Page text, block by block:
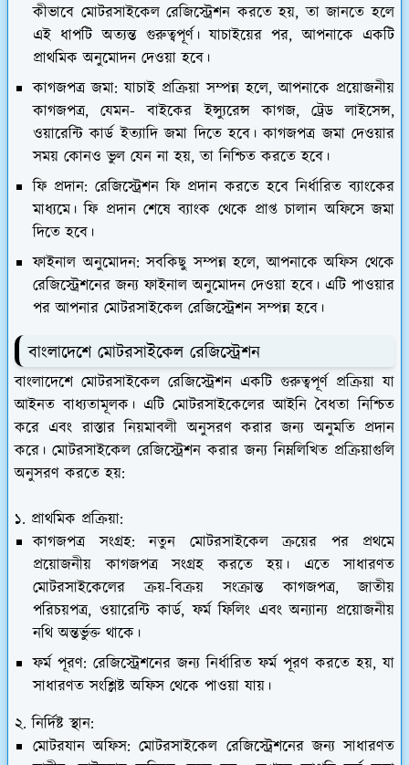
কীভাবে মোটরসাইকেল রেজিস্ট্রেশন করতে হয়, তা জানতে হলে
এই ধাপটি অত্যন্ত গুরুত্বপূর্ণ। যাচাইয়ের পর, আপনাকে একটি
প্রাথমিক অনুমোদন দেওয়া হবে।
কাগজপত্র জমা:যাচাই প্রক্রিয়া সম্পন্ন হলে, আপনাকে প্রয়োজনীয়
কাগজপত্র, যেমন- বাইকের ইন্স্যুরেন্স কাগজ, ট্রেড লাইসেন্স,
ওয়ারেন্টি কার্ড ইত্যাদি জমা দিতে হবে। কাগজপত্র জমা দেওয়ার
সময় কোনও ভুল যেন না হয়, তা নিশ্চিত করতে হবে।
ফি প্রদান: রেজিস্ট্রেশন ফি প্রদান করতে হবে নির্ধারিত ব্যাংকের
মাধ্যমে। ফি প্রদান শেষে ব্যাংক থেকে প্রাপ্ত চালান অফিসে জমা
দিতে হবে।
ফাইনাল অনুমোদন:সবকিছু সম্পন্ন হলে, আপনাকে অফিস থেকে
রেজিস্ট্রেশনের জন্য ফাইনাল অনুমোদন দেওয়া হবে। এটি পাওয়ার
পর আপনার মোটরসাইকেল রেজিস্ট্রেশন সম্পন্ন হবে।
বাংলাদেশে মোটরসাইকেল রেজিস্ট্রেশন
বাংলাদেশে মোটরসাইকেল রেজিস্ট্রেশন একটি গুরুত্বপূর্ণ প্রক্রিয়া যা
আইনত বাধ্যতামূলক। এটি মোটরসাইকেলের আইনি বৈধতা নিশ্চিত
করে এবং রাস্তার নিয়মাবলী অনুসরণ করার জন্য অনুমতি প্রদান
করে। মোটরসাইকেল রেজিস্ট্রেশন করার জন্য নিম্নলিখিত প্রক্রিয়াগুলি
অনুসরণ করতে হয়:
১. প্রাথমিক প্রক্রিয়া:
কাগজপত্র সংগ্রহ:নতুন মোটরসাইকেল ক্রয়ের পর প্রথমে
প্রয়োজনীয় কাগজপত্র সংগ্রহ করতে হয়। এতে সাধারণত
মোটরসাইকেলের ক্রয়-বিক্রয় সংক্রান্ত কাগজপত্র, জাতীয়
পরিচয়পত্র, ওয়ারেন্টি কার্ড, ফর্ম ফিলিং এবং অন্যান্য প্রয়োজনীয়
নথি অন্তর্ভুক্ত থাকে।
ফর্ম পূরণ: রেজিস্ট্রেশনের জন্য নির্ধারিত ফর্ম পূরণ করতে হয়, যা
সাধারণত সংশ্লিষ্ট অফিস থেকে পাওয়া যায়।
২. নির্দিষ্ট স্থান:
মোটরযান অফিস: মোটরসাইকেল রেজিস্ট্রেশনের জন্য সাধারণত